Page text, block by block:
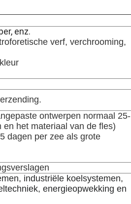
enz.
verf, verchrooming,
ontwerpen normaal 25-
het materiaal van de fles)
dagen per zee als grote
industriële koelsystemen,
energieopwekking en